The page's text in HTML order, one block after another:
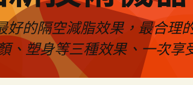
好的隔空減脂效果，最合理
、塑身等三種效果、一次享